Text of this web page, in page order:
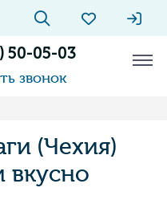
50-05-03
звонок
(Чехия)